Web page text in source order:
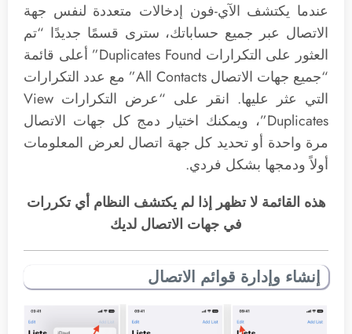
عندما يكتشف الآي-فون إدخالات متعددة لنفس جهة
الاتصال عبر جميع حساباتك، سترى قسمًا جديدًا “تم
العثور على التكرارات Duplicates Found” أعلى قائمة
“جميع جهات الاتصال All Contacts” مع عدد التكرارات
التي عثر عليها. انقر على “عرض التكرارات View
Duplicates”، ويمكنك اختيار دمج كل جهات الاتصال
مرة واحدة أو تحديد كل جهة اتصال لعرض المعلومات
أولاً ودمجها بشكل فردي.
هذه القائمة لا تظهر إذا لم يكتشف النظام أي تكررات
في جهات الاتصال لديك
إنشاء وإدارة قوائم الاتصال